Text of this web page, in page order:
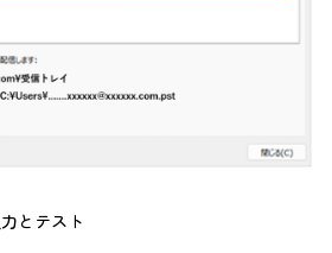
とテスト